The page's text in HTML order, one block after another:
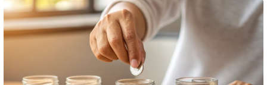
ບັນທຸກ, ຄົນຫລາຍລົງລືມຄວາມສຳຄັນຂອງການຟື້ນຟູ..